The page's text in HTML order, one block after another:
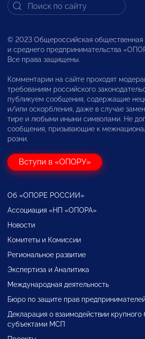
© 2023 Общероссийская общественная
и среднего предпринимательства
Все права защищены.
Комментарии на сайте проходят
требованиям российского
публикуем сообщения, содержащие
и/или оскорбления, даже в случае
тире и любыми иными символами. Не
сообщения, призывающие к
розни.
Вступи в «ОПОРУ»
Об «ОПОРЕ РОССИИ»
Ассоциация «НП «ОПОРА»
Новости
Комитеты и Комиссии
Региональное развитие
Экспертиза и Аналитика
Международная деятельность
Бюро по защите прав
Декларация о взаимодействии крупного
субъектами МСП